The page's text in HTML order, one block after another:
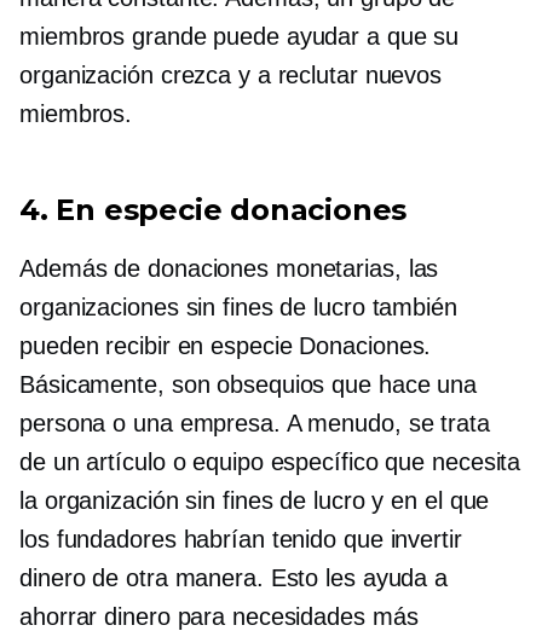
miembros grande puede ayudar a que su
organización crezca y a reclutar nuevos
miembros.
4. En especie donaciones
Además de donaciones monetarias, las
organizaciones sin fines de lucro también
pueden recibir en especieDonaciones.
Básicamente, son obsequios que hace una
persona o una empresa. A menudo, se trata
de un artículo o equipo específico que necesita
la organización sin fines de lucro y en el que
los fundadores habrían tenido que invertir
dinero de otra manera. Esto les ayuda a
ahorrar dinero para necesidades más